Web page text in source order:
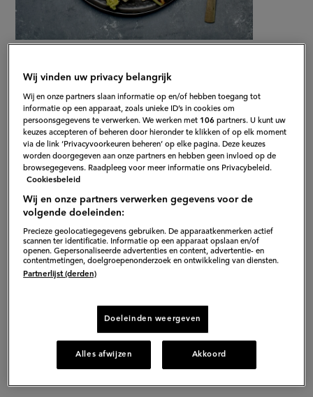
Wij vinden uw privacy belangrijk
Wij en onze partners slaan informatie op en/of hebben toegang tot
informatie op een apparaat, zoals unieke ID’s in cookies om
persoonsgegevens te verwerken. We werken met 106 partners. U kunt uw
keuzes accepteren of beheren door hieronder te klikken of op elk moment
via de link ‘Privacyvoorkeuren beheren’ op elke pagina. Deze keuzes
worden doorgegeven aan onze partners en hebben geen invloed op de
browsegegevens. Raadpleeg voor meer informatie ons Privacybeleid.
Cookiesbeleid
Wij en onze partners verwerken gegevens voor de
volgende doeleinden:
Precieze geolocatiegegevens gebruiken. De apparaatkenmerken actief
scannen ter identificatie. Informatie op een apparaat opslaan en/of
openen. Gepersonaliseerde advertenties en content, advertentie- en
contentmetingen, doelgroepenonderzoek en ontwikkeling van diensten.
Partnerlijst (derden)
Doeleinden weergeven
Alles afwijzen Akkoord